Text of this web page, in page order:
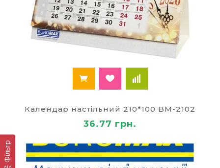
фотопапірформату А4, А5 і 10 * 15
міліметровка;
касова стрічкадля ЕККА, постерміналів і
банкоматів;
папір для креслення
бухгалтерські бланки
Які види календарів ми
пропонуємо
вибір календарів з найрізноманітнішим
оформленням. Ви зможете вибрати:
настінний календар;
перекидний календар;
настільний календар;
Календар настільний 210*100 BM-2102
36.77 грн.
Фільтр